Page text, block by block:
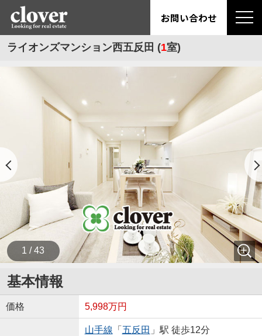
お問い合わせ
ライオンズマンション西五反田 (1室)
1 / 43
基本情報
価格 5,998万円
山手線 「 五反田 」駅 徒歩12分